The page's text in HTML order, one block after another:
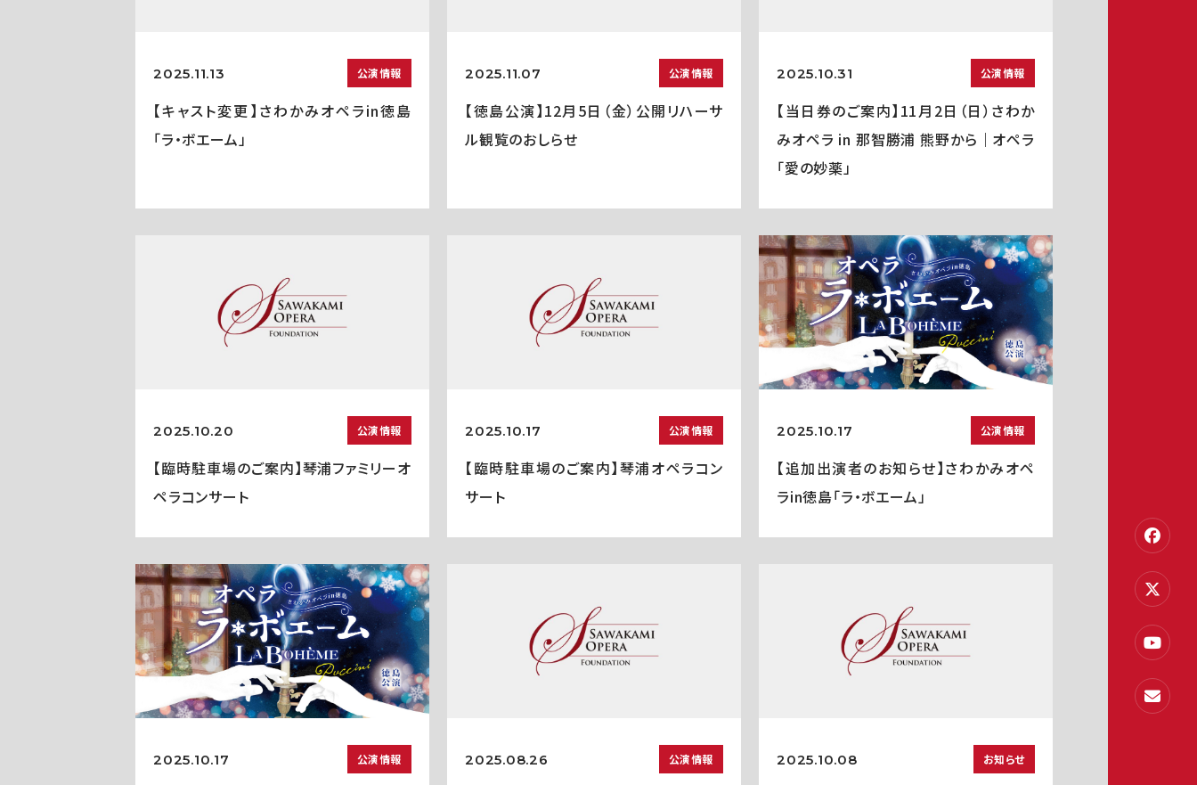
2025.11.13 公演情報
【キャスト変更】さわかみオペラin徳島
「ラ・ボエーム」
2025.11.07 公演情報
【徳島公演】12月5日（金）公開リハーサ
ル観覧のおしらせ
2025.10.31 公演情報
【当日券のご案内】11月2日（日）さわか
みオペラ in 那智勝浦 熊野から｜オペラ
「愛の妙薬」
2025.10.20 公演情報
【臨時駐車場のご案内】琴浦ファミリーオ
ペラコンサート
2025.10.17 公演情報
【臨時駐車場のご案内】琴浦オペラコン
サート
2025.10.17 公演情報
【追加出演者のお知らせ】さわかみオペ
ラin徳島「ラ・ボエーム」
2025.10.17 公演情報 2025.08.26 公演情報 2025.10.08 お知らせ